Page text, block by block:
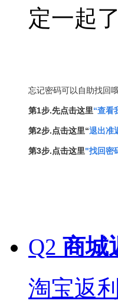
定一起
忘记密码可以自助找回哦
第1步.先点击这里“查看
第2步.点击这里“退出准
第3步.点击这里"找回密
Q2 商城
淘宝返